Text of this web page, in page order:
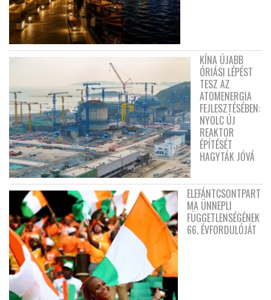
KÍNA ÚJABB
ÓRIÁSI LÉPÉST
TESZ AZ
ATOMENERGIA
FEJLESZTÉSÉBEN:
NYOLC ÚJ
REAKTOR
ÉPÍTÉSÉT
HAGYTÁK JÓVÁ
ELEFÁNTCSONTPART
MA ÜNNEPLI
FÜGGETLENSÉGÉNEK
66. ÉVFORDULÓJÁT